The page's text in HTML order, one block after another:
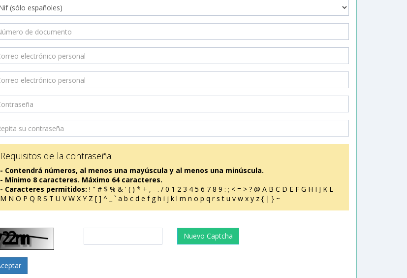
Requisitos de la contraseña:
- Contendrá números, al menos una mayúscula y al menos una minúscula.
- Mínimo 8 caracteres. Máximo 64 caracteres.
- Caracteres permitidos:! " # $ % & ' ( ) * + , - . / 0 1 2 3 4 5 6 7 8 9 : ; < = > ? @ A B C D E F G H I J K L
M N O P Q R S T U V W X Y Z [ ] ^ _ ` a b c d e f g h i j k l m n o p q r s t u v w x y z { | } ~